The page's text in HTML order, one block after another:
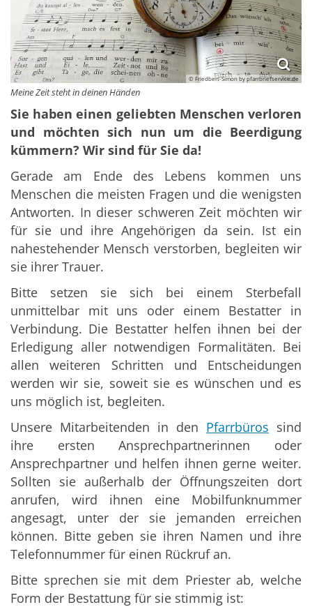
© Friedbert-Simon by pfarrbriefservice.de
Meine Zeit steht in deinen Händen
Sie haben einen geliebten Menschen verloren
und möchten sich nun um die Beerdigung
kümmern? Wir sind für Sie da!
Gerade am Ende des Lebens kommen uns
Menschen die meisten Fragen und die wenigsten
Antworten. In dieser schweren Zeit möchten wir
für sie und ihre Angehörigen da sein. Ist ein
nahestehender Mensch verstorben, begleiten wir
sie ihrer Trauer.
Bitte setzen sie sich bei einem Sterbefall
unmittelbar mit uns oder einem Bestatter in
Verbindung. Die Bestatter helfen ihnen bei der
Erledigung aller notwendigen Formalitäten. Bei
allen weiteren Schritten und Entscheidungen
werden wir sie, soweit sie es wünschen und es
uns möglich ist, begleiten.
Unsere Mitarbeitenden in den Pfarrbüros sind
ihre ersten Ansprechpartnerinnen oder
Ansprechpartner und helfen ihnen gerne weiter.
Sollten sie außerhalb der Öffnungszeiten dort
anrufen, wird ihnen eine Mobilfunknummer
angesagt, unter der sie jemanden erreichen
können. Bitte geben sie ihren Namen und ihre
Telefonnummer für einen Rückruf an.
Bitte sprechen sie mit dem Priester ab, welche
Form der Bestattung für sie stimmig ist: